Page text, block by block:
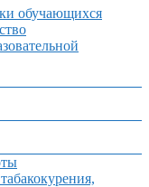
обучающихся